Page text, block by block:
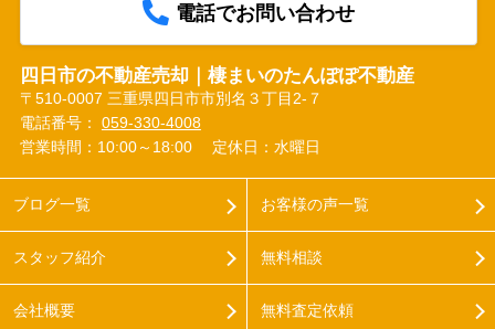
電話でお問い合わせ
四日市の不動産売却｜棲まいのたんぽぽ不動産
〒510-0007 三重県四日市市別名３丁目2-７
電話番号： 059-330-4008
営業時間：10:00～18:00
定休日：水曜日
ブログ一覧
スタッフ紹介
会社概要
お客様の声一覧
無料相談
無料査定依頼